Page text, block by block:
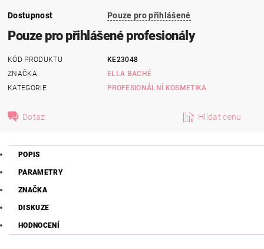
Dostupnost Pouze pro přihlášené
Pouze pro přihlášené profesionály
KÓD PRODUKTU
KE23048
ZNAČKA
ELLA BACHÉ
KATEGORIE
PROFESIONÁLNÍ KOSMETIKA
Dotaz Hlídat cenu
POPIS
PARAMETRY
ZNAČKA
DISKUZE
HODNOCENÍ